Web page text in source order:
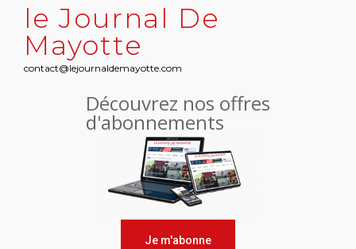
le Journal De
Mayotte
contact@lejournaldemayotte.com
Découvrez nos offres
d'abonnements
Je m'abonne